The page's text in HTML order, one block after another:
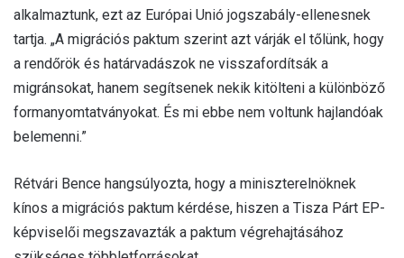
alkalmaztunk, ezt az Európai Unió jogszabály-ellenesnek
tartja. „A migrációs paktum szerint azt várják el tőlünk, hogy
a rendőrök és határvadászok ne visszafordítsák a
migránsokat, hanem segítsenek nekik kitölteni a különböző
formanyomtatványokat. És mi ebbe nem voltunk hajlandóak
belemenni.”
Rétvári Bence hangsúlyozta, hogy a miniszterelnöknek
kínos a migrációs paktum kérdése, hiszen a Tisza Párt EP-
képviselői megszavazták a paktum végrehajtásához